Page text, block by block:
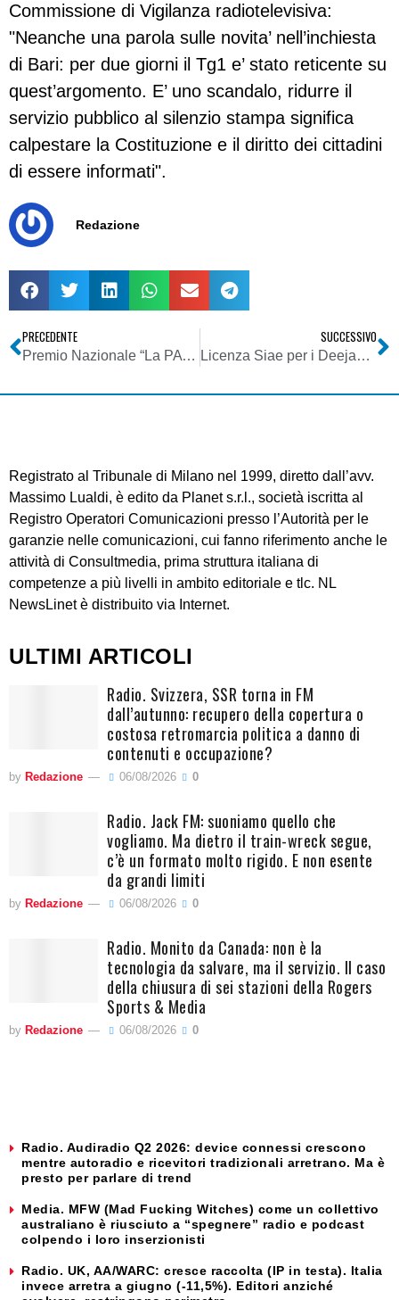
Commissione di Vigilanza radiotelevisiva:
"Neanche una parola sulle novita’ nell’inchiesta
di Bari: per due giorni il Tg1 e’ stato reticente su
quest’argomento. E’ uno scandalo, ridurre il
servizio pubblico al silenzio stampa significa
calpestare la Costituzione e il diritto dei cittadini
di essere informati".
Redazione
PRECEDENTE
Premio Nazionale “La PA che si vede – la tv che parla con te” Edizione 2009
SUCCESSIVO
Licenza Siae per i Deejay: il punto sulla sperimentazione
Registrato al Tribunale di Milano nel 1999, diretto dall’avv.
Massimo Lualdi, è edito da Planet s.r.l., società iscritta al
Registro Operatori Comunicazioni presso l’Autorità per le
garanzie nelle comunicazioni, cui fanno riferimento anche le
attività di Consultmedia, prima struttura italiana di
competenze a più livelli in ambito editoriale e tlc. NL
NewsLinet è distribuito via Internet.
ULTIMI ARTICOLI
Radio. Svizzera, SSR torna in FM
dall’autunno: recupero della copertura o
costosa retromarcia politica a danno di
contenuti e occupazione?
by Redazione 06/08/2026 0
Radio. Jack FM: suoniamo quello che
vogliamo. Ma dietro il train-wreck segue,
c’è un formato molto rigido. E non esente
da grandi limiti
by Redazione 06/08/2026 0
Radio. Monito da Canada: non è la
tecnologia da salvare, ma il servizio. Il caso
della chiusura di sei stazioni della Rogers
Sports & Media
by Redazione 06/08/2026 0
Radio. Audiradio Q2 2026: device connessi crescono
mentre autoradio e ricevitori tradizionali arretrano. Ma è
presto per parlare di trend
Media. MFW (Mad Fucking Witches) come un collettivo
australiano è riusciuto a “spegnere” radio e podcast
colpendo i loro inserzionisti
Radio. UK, AA/WARC: cresce raccolta (IP in testa). Italia
invece arretra a giugno (-11,5%). Editori anziché